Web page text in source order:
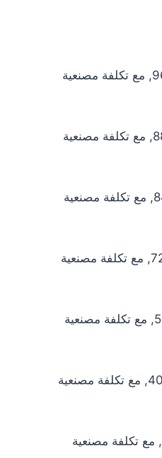
سعر الذهب عيار 24 اليوم يبلغ $85.17 للشراء الخام و$87.72 للبيع الخام. أما مع إضافة المصنعية، فيرتفع سعر الشراء إلى $93.68 وسعر البيع إلى $96.49, مع تكلفة مصنعية
سعر الذهب عيار 22 اليوم يبلغ $78.07 للشراء الخام و$80.41 للبيع الخام. أما مع إضافة المصنعية، فيرتفع سعر الشراء إلى $85.88 وسعر البيع إلى $88.45, مع تكلفة مصنعية
سعر الذهب عيار 21 اليوم يبلغ $74.52 للشراء الخام و$76.76 للبيع الخام. أما مع إضافة المصنعية، فيرتفع سعر الشراء إلى $81.97 وسعر البيع إلى $84.43, مع تكلفة مصنعية
سعر الذهب عيار 18 اليوم يبلغ $63.87 للشراء الخام و$65.79 للبيع الخام. أما مع إضافة المصنعية، فيرتفع سعر الشراء إلى $70.26 وسعر البيع إلى $72.37, مع تكلفة مصنعية
سعر الذهب عيار 14 اليوم يبلغ $49.68 للشراء الخام و$51.17 للبيع الخام. أما مع إضافة المصنعية، فيرتفع سعر الشراء إلى $54.65 وسعر البيع إلى $56.29, مع تكلفة مصنعية
سعر الذهب عيار 10 اليوم يبلغ $35.49 للشراء الخام و$36.55 للبيع الخام. أما مع إضافة المصنعية، فيرتفع سعر الشراء إلى $39.03 وسعر البيع إلى $40.21, مع تكلفة مصنعية
سعر الذهب عيار 6 اليوم يبلغ $21.29 للشراء الخام و$21.93 للبيع الخام. أما مع إضافة المصنعية، فيرتفع سعر الشراء إلى $23.42 وسعر البيع إلى $24.12, مع تكلفة مصنعية